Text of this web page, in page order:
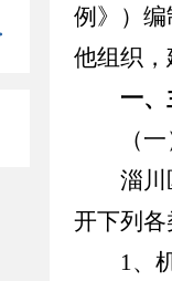
例》）编
他组织
一
（一）
淄川区
开下列
1、机